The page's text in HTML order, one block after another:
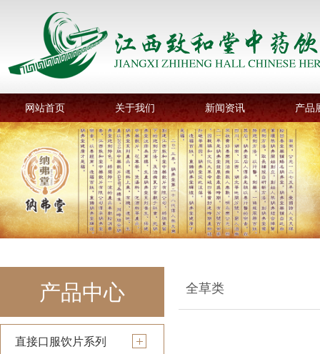
网站首页 关于我们 新闻资讯 产品
产品中心
直接口服饮片系列
全草类